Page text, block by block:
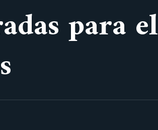
para el